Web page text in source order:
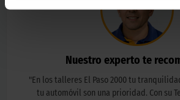
Nuestro experto te
"En los talleres El Paso 2000 tu
tu automóvil son una prioridad. Con su